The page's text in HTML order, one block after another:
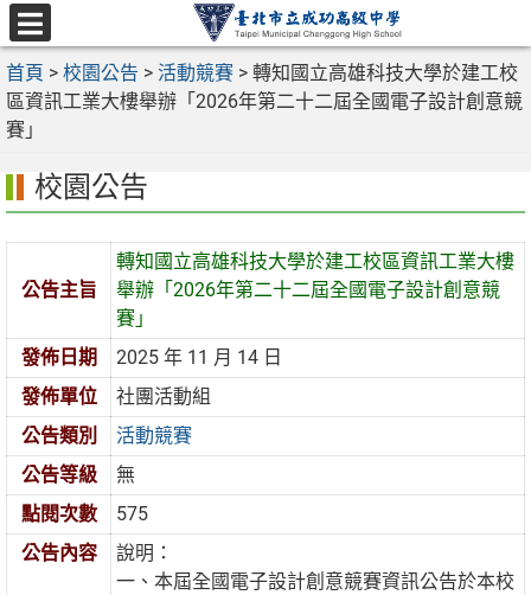
跳
至
主
要
內
選
單
首頁 > 校園公告 > 活動競賽 > 轉知國立高雄科技大學於建工校
區資訊工業大樓舉辦「2026年第二十二屆全國電子設計創意競
賽」
校園公告
公告主旨
轉知國立高雄科技大學於建工校區資訊工業大樓
舉辦「2026年第二十二屆全國電子設計創意競
賽」
發佈日期
2025 年 11 月 14 日
發佈單位
社團活動組
公告類別
活動競賽
公告等級
無
點閱次數
575
公告內容
說明：
一、本屆全國電子設計創意競賽資訊公告於本校